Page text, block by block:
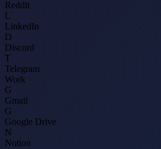
Reddit
L
LinkedIn
D
Discord
T
Telegram
Work
G
Gmail
G
Google Drive
N
Notion